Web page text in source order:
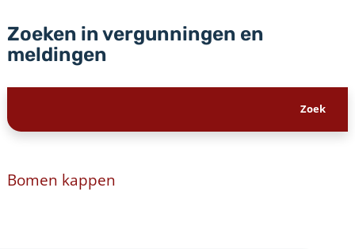
Zoeken in vergunningen en
meldingen
Bomen kappen